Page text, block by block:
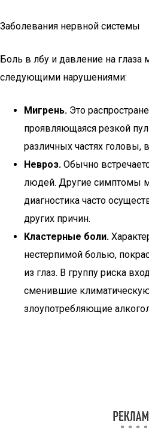
Заболевания нервной системы
Боль в лбу и давление на
следующими нарушениями:
Мигрень. Это
проявляющаяся резкой
различных частях головы,
Невроз. Обычно
людей. Другие симптомы
диагностика часто
других причин.
Кластерные боли.
нестерпимой болью,
из глаз. В группу риска
сменившие
злоупотребляющие